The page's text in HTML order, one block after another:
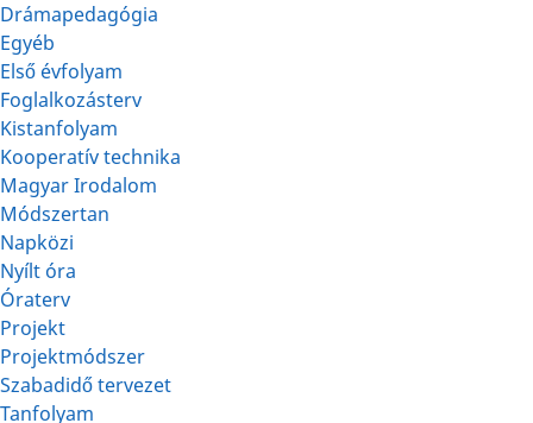
Drámapedagógia
Egyéb
Első évfolyam
Foglalkozásterv
Kistanfolyam
Kooperatív technika
Magyar Irodalom
Módszertan
Napközi
Nyílt óra
Óraterv
Projekt
Projektmódszer
Szabadidő tervezet
Tanfolyam